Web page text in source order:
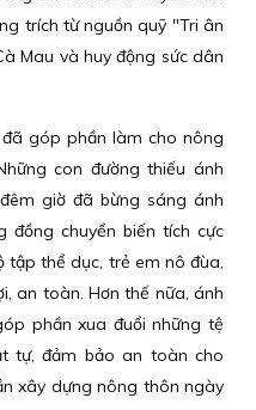
trích từ nguồn quỹ "Tri ân
Mau và huy động sức dân
góp phần làm cho nông
con đường thiếu ánh
giờ đã bừng sáng ánh
đồng chuyển biến tích cực
tập thể dục, trẻ em nô đùa,
an toàn. Hơn thế nữa, ánh
phần xua đuổi những tệ
tự, đảm bảo an toàn cho
xây dựng nông thôn ngày